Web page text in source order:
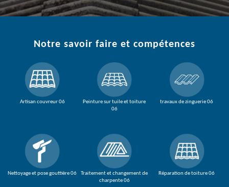
Notre savoir faire et compétences
Artisan couvreur 06
Nettoyage et pose gouttière 06
Peinture sur tuile et toiture
06
Traitement et changement de
charpente 06
travaux de zinguerie 06
Réparation de toiture 06